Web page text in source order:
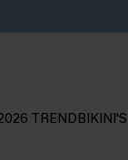
TRENDBIKINI'S